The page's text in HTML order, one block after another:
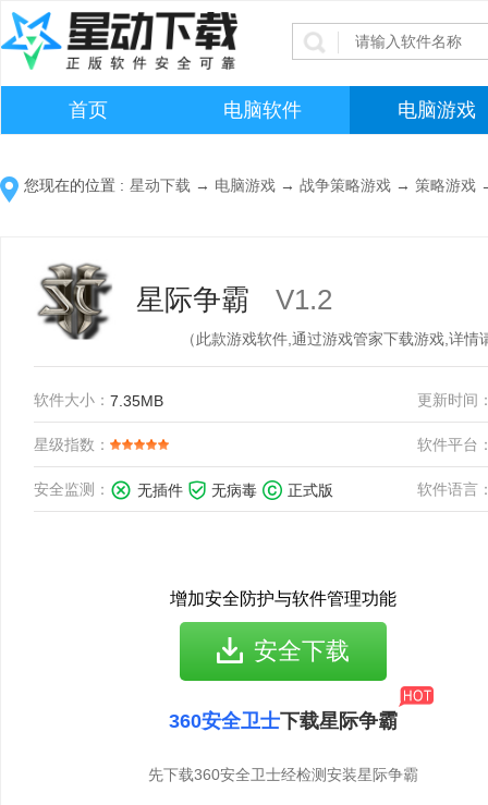
首页 电脑软件 电脑游戏
您现在的位置 : 星动下载 → 电脑游戏 → 战争策略游戏 → 策略游戏
星际争霸 V1.2
（此款游戏软件,通过游戏管家下载游戏,详情
软件大小： 7.35MB 更新时间
星级指数： 软件平台
安全监测： 无插件 无病毒 正式版 软件语言
增加安全防护与软件管理功能
安全下载
360安全卫士下载星际争霸
先下载360安全卫士经检测安装星际争霸